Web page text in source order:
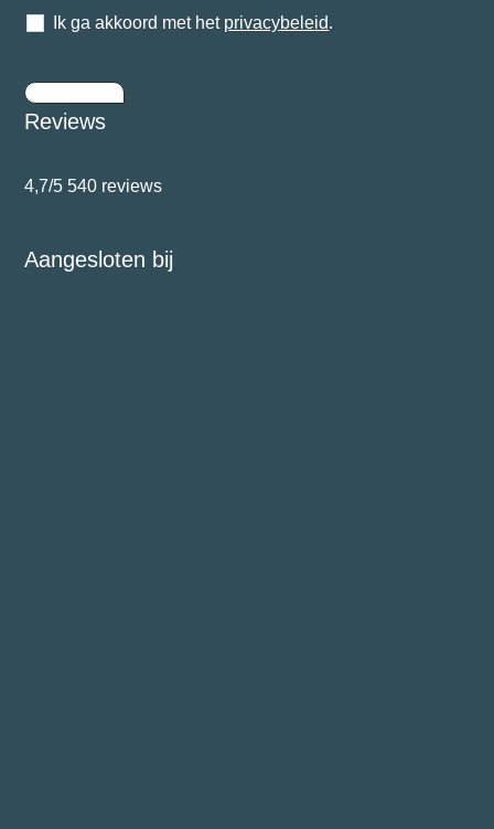
Ik ga akkoord met het privacybeleid.
Reviews
4,7/5 540 reviews
Aangesloten bij